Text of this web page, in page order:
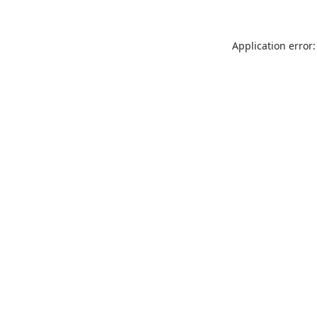
Application